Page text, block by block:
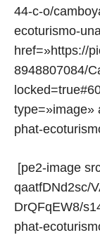
44-c-o/
ecoturismo-
href=»https://
8948807084/
type=»image»
phat-
[pe2-image
qaatfDNd2sc/
DrQFqEW8/
phat-